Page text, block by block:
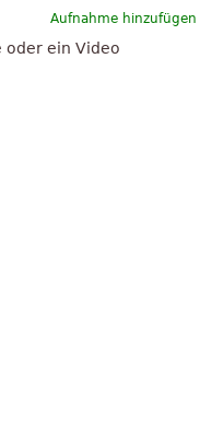
Aufnahme hinzufügen
oder ein Video